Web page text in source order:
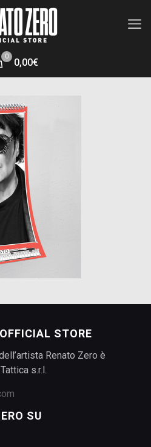
0
0,00€
STORE
Renato Zero è
s.r.l.
SU